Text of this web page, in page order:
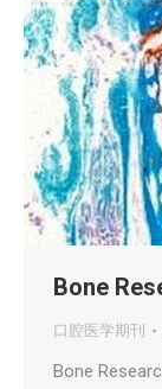
Bone
口腔医学期刊
Bone